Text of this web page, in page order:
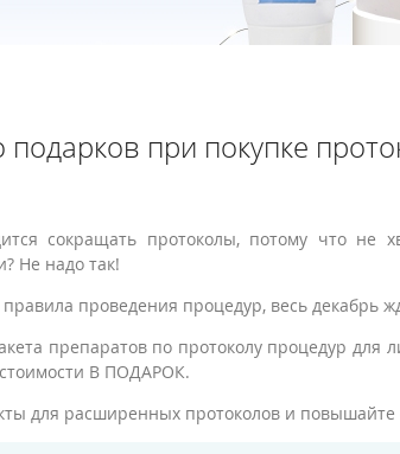
при покупке
сокращать протоколы, потому что не
Не надо так!
правила проведения процедур, весь декабрь
препаратов по протоколу процедур для
стоимости В ПОДАРОК.
для расширенных протоколов и повышайте